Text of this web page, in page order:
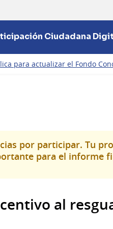
Ciudadana
para actualizar el Fondo
por participar. Tu
para el informe
al